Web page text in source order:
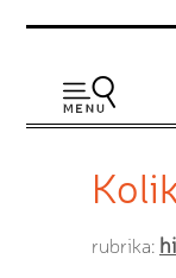
rubrika: